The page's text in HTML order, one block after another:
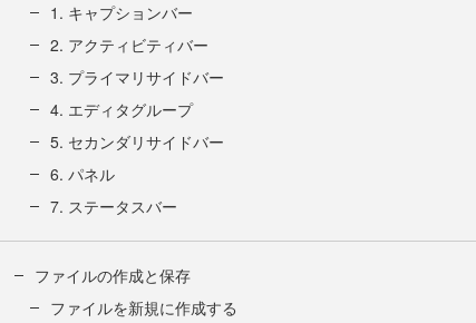
1. キャプションバー
2. アクティビティバー
3. プライマリサイドバー
4. エディタグループ
5. セカンダリサイドバー
6. パネル
7. ステータスバー
ファイルの作成と保存
ファイルを新規に作成する